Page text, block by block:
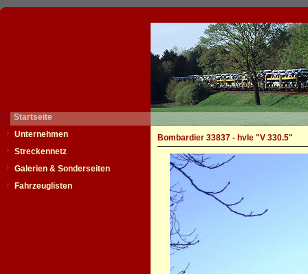
Startseite
Unternehmen
Streckennetz
Galerien & Sonderseiten
Fahrzeuglisten
Bombardier 33837 - hvle "V 330.5"